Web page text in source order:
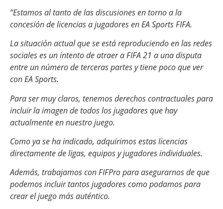
“Estamos al tanto de las discusiones en torno a la
concesión de licencias a jugadores en EA Sports FIFA.
La situación actual que se está reproduciendo en las redes
sociales es un intento de atraer a FIFA 21 a una disputa
entre un número de terceras partes y tiene poco que ver
con EA Sports.
Para ser muy claros, tenemos derechos contractuales para
incluir la imagen de todos los jugadores que hay
actualmente en nuestro juego.
Como ya se ha indicado, adquirimos estas licencias
directamente de ligas, equipos y jugadores individuales.
Además, trabajamos con FIFPro para asegurarnos de que
podemos incluir tantos jugadores como podamos para
crear el juego más auténtico.